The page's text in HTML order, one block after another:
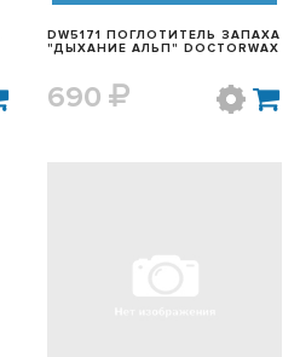
DW5171 ПОГЛОТИТЕЛЬ ЗАПАХА
"ДЫХАНИЕ АЛЬП" DOCTORWAX
690